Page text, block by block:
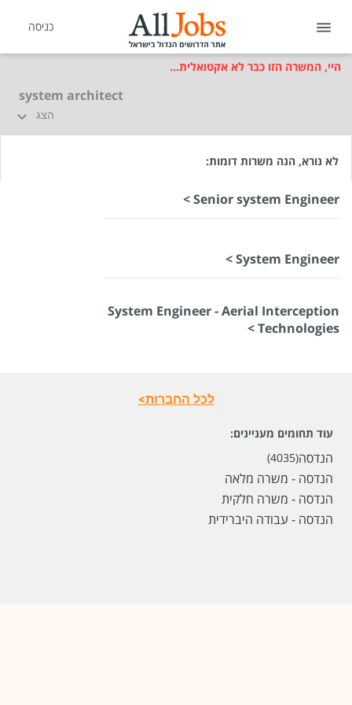
כניסה
היי, המשרה הזו כבר לא אקטואלית...
system architect
הצג
לא נורא, הנה משרות דומות:
Senior system Engineer >
System Engineer >
System Engineer - Aerial Interception
Technologies >
לכל החברות>
עוד תחומים מעניינים:
הנדסה(4035)
הנדסה - משרה מלאה
הנדסה - משרה חלקית
הנדסה - עבודה היברידית